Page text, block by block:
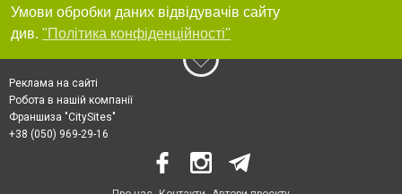
Умови обробки даних відвідувачів сайту
див. "Політика конфіденційності"
Реклама на сайті
Робота в нашій компанії
Франшиза "CitySites"
+38 (050) 969-29-16